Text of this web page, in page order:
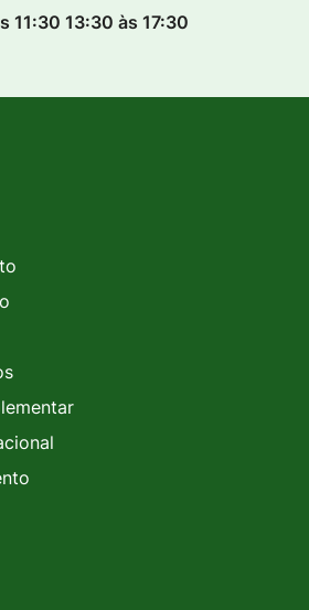
11:30 13:30 às 17:30
e Contato